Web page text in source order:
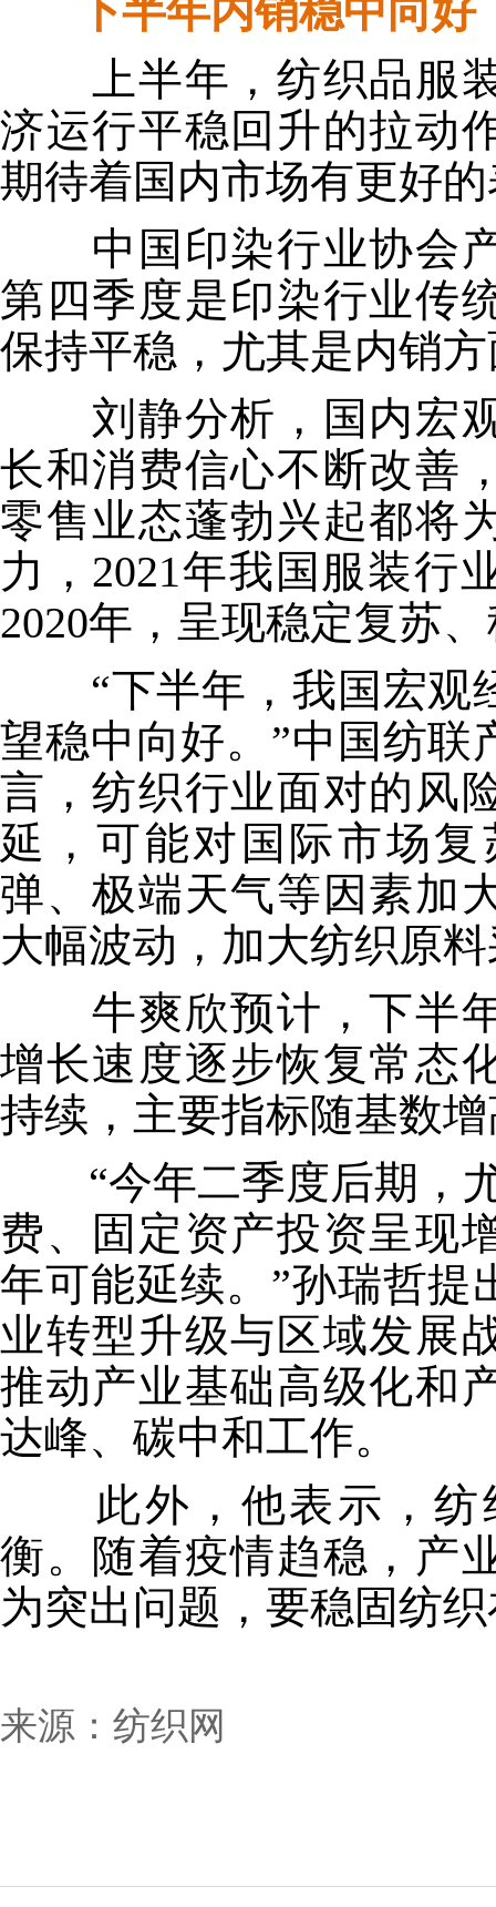
下半年内销稳中向好
上半年，纺织品服装
济运行平稳回升的拉动
期待着国内市场有更好
中国印染行业协会产
第四季度是印染行业传
保持平稳，尤其是内销
刘静分析，国内宏观
长和消费信心不断改善
零售业态蓬勃兴起都将
力，2021年我国服装行
2020年，呈现稳定复苏
“下半年，我国宏观
望稳中向好。”中国纺联
言，纺织行业面对的风
延，可能对国际市场
弹、极端天气等因素加
大幅波动，加大纺织原
牛爽欣预计，下半年
增长速度逐步恢复常态
持续，主要指标随基数
“今年二季度后期，尤
费、固定资产投资呈现
年可能延续。”孙瑞哲提
业转型升级与区域发展
推动产业基础高级化和
达峰、碳中和工作。
此外，他表示，纺
衡。随着疫情趋稳，产
为突出问题，要稳固纺
来源：纺织网